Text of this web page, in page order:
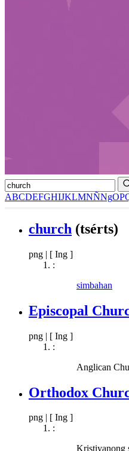
ABCDEFGHIJKLMNÑNgOP
church (tsérts)
png | [ Ing ]
:
simbahan
Episcopal
png | [ Ing ]
:
Anglican
Orthodox
png | [ Ing ]
:
Kristiyanong